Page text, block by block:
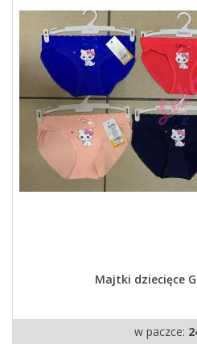
Majtki dziecięce
w paczce: